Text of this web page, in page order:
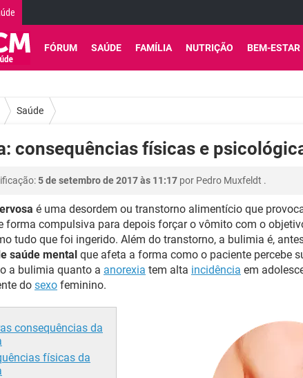
FÓRUM SAÚDE FAMÍLIA NUTRIÇÃO BEM-ESTAR
Saúde
consequências físicas e
5 de setembro de 2017 às 11:17 por Pedro Muxfeldt .
é uma desordem ou transtorno alimentício que
forma compulsiva para depois forçar o vômito com o
tudo que foi ingerido. Além do transtorno, a bulimia é,
saúde mental que afeta a forma como o paciente percebe
a bulimia quanto a anorexia tem alta incidência em
do sexo feminino.
consequências da
físicas da